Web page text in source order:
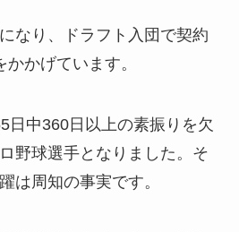
なり、ドラフト入団で契約
かげています。
日中360日以上の素振りを欠
野球選手となりました。そ
は周知の事実です。